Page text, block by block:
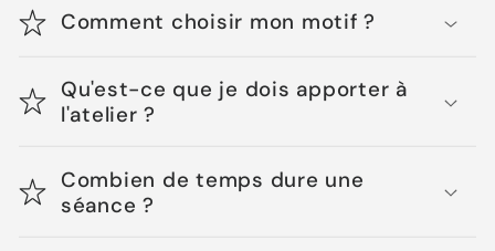
Comment choisir mon motif ?
Qu'est-ce que je dois apporter à
l'atelier ?
Combien de temps dure une
séance ?